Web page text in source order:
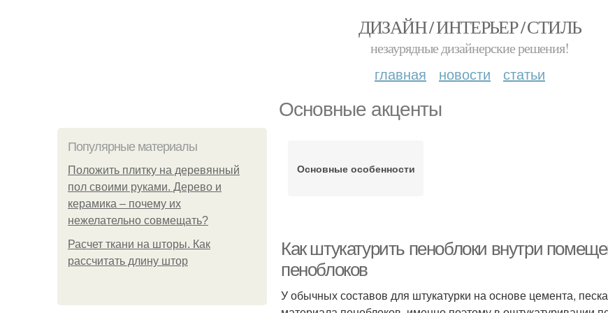
ДИЗАЙН / ИНТЕРЬЕР / СТИЛЬ
незаурядные дизайнерские решения!
главная новости статьи
Основные акценты
Популярные материалы
Положить плитку на деревянный
пол своими руками. Дерево и
керамика – почему их
нежелательно совмещать?
Расчет ткани на шторы. Как
рассчитать длину штор
Основные особенности
Как штукатурить пеноблоки внутри
пеноблоков
У обычных составов для штукатурки на основе цемента,